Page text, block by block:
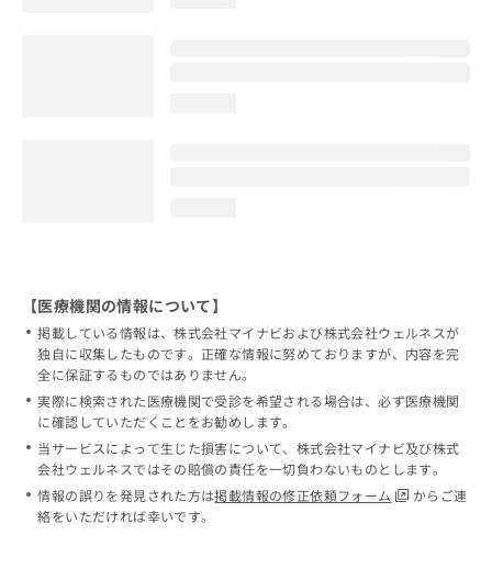
【医療機関の情報について】
掲載している情報は、株式会社マイナビおよび株式会社ウェルネスが
独自に収集したものです。正確な情報に努めておりますが、内容を完
全に保証するものではありません。
実際に検索された医療機関で受診を希望される場合は、必ず医療機関
に確認していただくことをお勧めします。
当サービスによって生じた損害について、株式会社マイナビ及び株式
会社ウェルネスではその賠償の責任を一切負わないものとします。
情報の誤りを発見された方は掲載情報の修正依頼フォーム
からご連
絡をいただければ幸いです。